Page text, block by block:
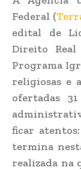
Federal (
edital de
Direito Real
Programa
religiosas e
ofertadas
ficar
termina
realizada na